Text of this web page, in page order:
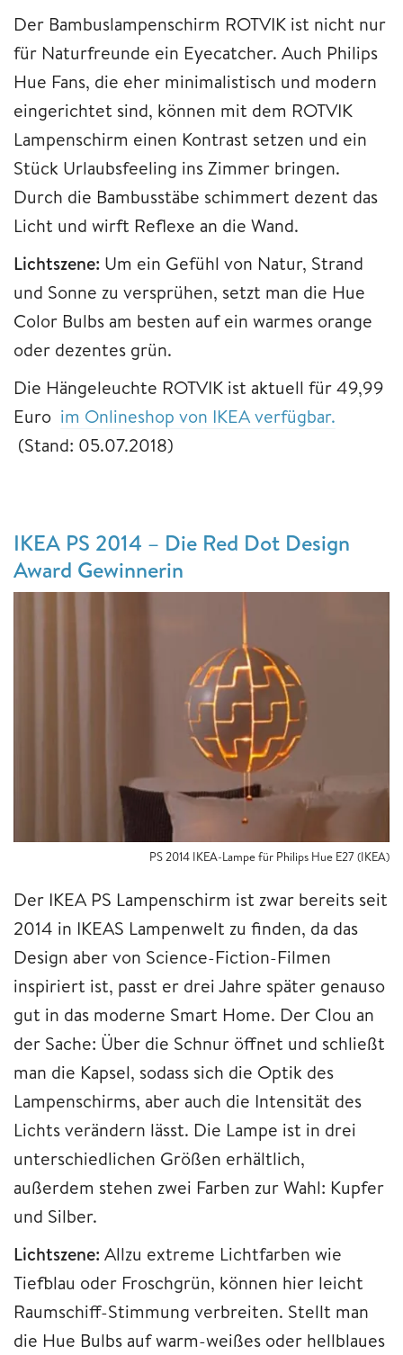
Der Bambuslampenschirm ROTVIK ist nicht nur
für Naturfreunde ein Eyecatcher. Auch Philips
Hue Fans, die eher minimalistisch und modern
eingerichtet sind, können mit dem ROTVIK
Lampenschirm einen Kontrast setzen und ein
Stück Urlaubsfeeling ins Zimmer bringen.
Durch die Bambusstäbe schimmert dezent das
Licht und wirft Reflexe an die Wand.
Lichtszene: Um ein Gefühl von Natur, Strand
und Sonne zu versprühen, setzt man die Hue
Color Bulbs am besten auf ein warmes orange
oder dezentes grün.
Die Hängeleuchte ROTVIK ist aktuell für 49,99
Euro im Onlineshop von IKEA verfügbar.
(Stand: 05.07.2018)
IKEA PS 2014 – Die Red Dot Design
Award Gewinnerin
PS 2014 IKEA-Lampe für Philips Hue E27 (IKEA)
Der IKEA PS Lampenschirm ist zwar bereits seit
2014 in IKEAS Lampenwelt zu finden, da das
Design aber von Science-Fiction-Filmen
inspiriert ist, passt er drei Jahre später genauso
gut in das moderne Smart Home. Der Clou an
der Sache: Über die Schnur öffnet und schließt
man die Kapsel, sodass sich die Optik des
Lampenschirms, aber auch die Intensität des
Lichts verändern lässt. Die Lampe ist in drei
unterschiedlichen Größen erhältlich,
außerdem stehen zwei Farben zur Wahl: Kupfer
und Silber.
Lichtszene: Allzu extreme Lichtfarben wie
Tiefblau oder Froschgrün, können hier leicht
Raumschiff-Stimmung verbreiten. Stellt man
die Hue Bulbs auf warm-weißes oder hellblaues